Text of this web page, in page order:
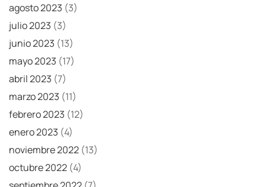
agosto 2023 (3)
julio 2023 (3)
junio 2023 (13)
mayo 2023 (17)
abril 2023 (7)
marzo 2023 (11)
febrero 2023 (12)
enero 2023 (4)
noviembre 2022 (13)
octubre 2022 (4)